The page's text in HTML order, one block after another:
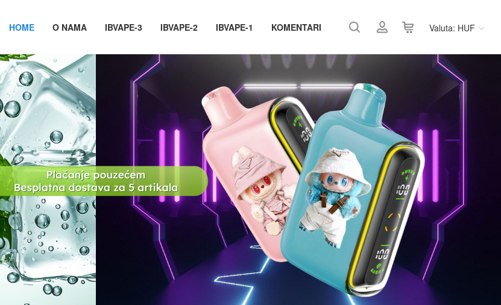
Valuta: HUF
HOME O NAMA IBVAPE-3 IBVAPE-2 IBVAPE-1 KOMENTARI